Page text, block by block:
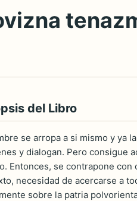
del Libro
se arropa a si mismo y ya
y dialogan. Pero consigue
Entonces, se contrapone con
necesidad de acercarse a
sobre la patria